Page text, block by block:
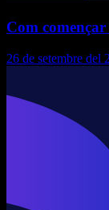
Com
26 de setembre del